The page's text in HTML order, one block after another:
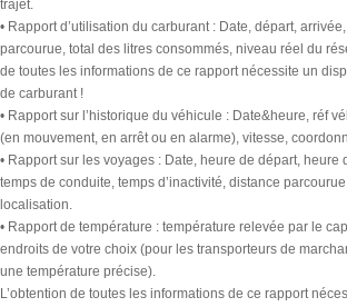
trajet.
• Rapport d’utilisation du carburant : Date, départ,
parcourue, total des litres consommés, niveau réel du
de toutes les informations de ce rapport nécessite un
de carburant !
• Rapport sur l’historique du véhicule : Date&heure, réf
(en mouvement, en arrêt ou en alarme), vitesse,
• Rapport sur les voyages : Date, heure de départ, heure
temps de conduite, temps d’inactivité, distance
localisation.
• Rapport de température : température relevée par le
endroits de votre choix (pour les transporteurs de
une température précise).
L’obtention de toutes les informations de ce rapport